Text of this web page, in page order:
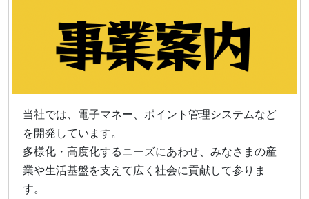
当社では、電子マネー、ポイント管理システムなど
を開発しています。
多様化・高度化するニーズにあわせ、みなさまの産
業や生活基盤を支えて広く社会に貢献して参りま
す。